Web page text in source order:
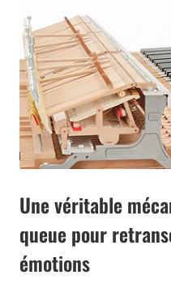
Une véritable
queue pour
émotions